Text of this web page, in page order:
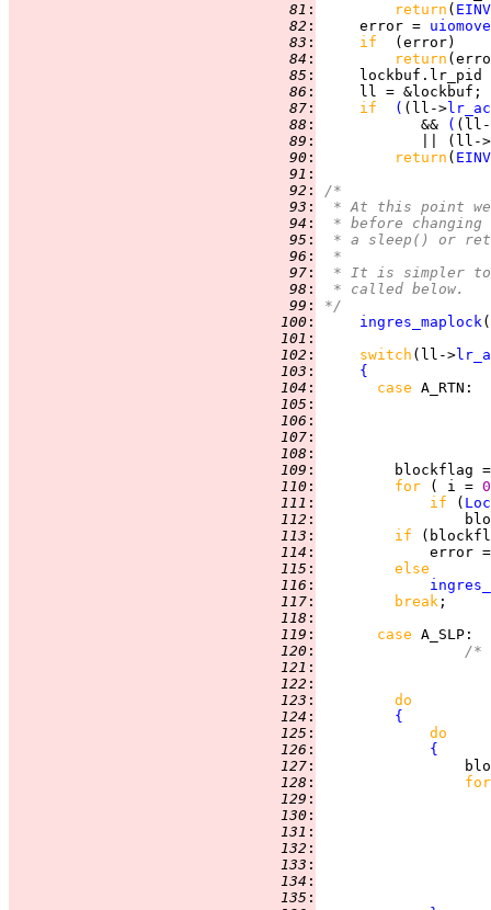
  81
: return (
  82
:
     error =
uiomove
  83
: if
  84
:
return
  85
:
  86
:
  87
: if ( (ll->
  88
:
            &&
( (ll-
  89
:
            || (ll->
  90
: return (
  91
:
  92
:
/*
  93
:
* At this point we
  94
:
* before
  95
:
* a sleep() or
  96
:
*
  97
:
* It is simpler to
  98
:
* called below.
  99
:
*/
100 :
ingres_maplock
101 :
102 : switch (ll->
103 :
{
104 : case A_RTN
105 :
106 :
107 :
108 :
109 :
blockflag
110 : for ( i = 0
111 : if (
112 :
113 : if
114 :
error
115 :
else
116 :
117 : break
118 :
119 : case A_SLP
120 :
/*
121 :
122 :
123 :
do
124 :
{
125 :
do
126 :
{
127 :
128 :
129 :
130 :
131 :
132 :
133 :
134 :
135 :